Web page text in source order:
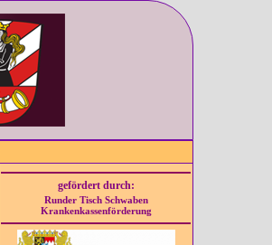
gefördert durch:
Runder Tisch Schwaben
Krankenkassenförderung